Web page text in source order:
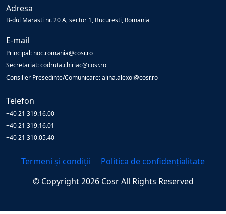
Adresa
B-dul Marasti nr. 20 A, sector 1, Bucuresti, Romania
E-mail
Principal: noc.romania@cosr.ro
Secretariat: codruta.chiriac@cosr.ro
Consilier Presedinte/Comunicare: alina.alexoi@cosr.ro
Telefon
+40 21 319.16.00
+40 21 319.16.01
+40 21 310.05.40
Termeni și condiții
Politica de confidențialitate
© Copyright2026 CosrAll Rights Reserved